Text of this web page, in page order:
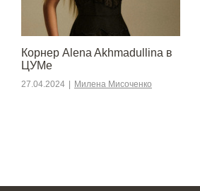
Корнер Alena Akhmadullina в
ЦУМе
27.04.2024 Милена Мисоченко